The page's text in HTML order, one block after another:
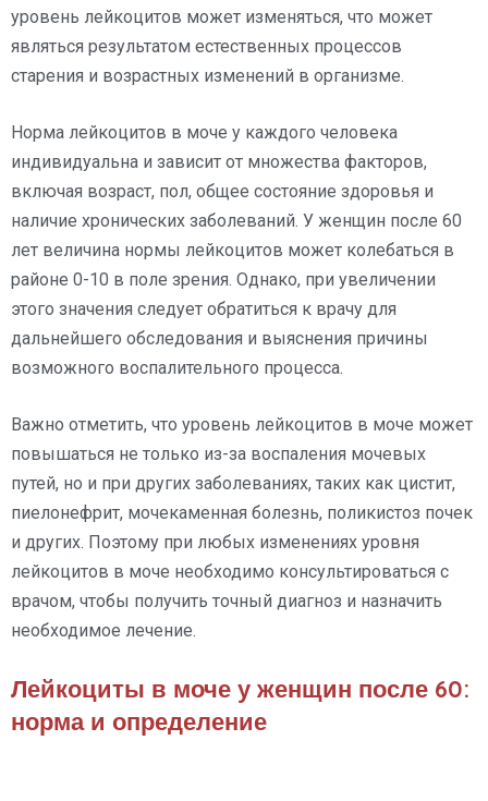
уровень лейкоцитов может изменяться, что может
являться результатом естественных процессов
старения и возрастных изменений в организме.
Норма лейкоцитов в моче у каждого человека
индивидуальна и зависит от множества факторов,
включая возраст, пол, общее состояние здоровья и
наличие хронических заболеваний. У женщин после 60
лет величина нормы лейкоцитов может колебаться в
районе 0-10 в поле зрения. Однако, при увеличении
этого значения следует обратиться к врачу для
дальнейшего обследования и выяснения причины
возможного воспалительного процесса.
Важно отметить, что уровень лейкоцитов в моче может
повышаться не только из-за воспаления мочевых
путей, но и при других заболеваниях, таких как цистит,
пиелонефрит, мочекаменная болезнь, поликистоз почек
и других. Поэтому при любых изменениях уровня
лейкоцитов в моче необходимо консультироваться с
врачом, чтобы получить точный диагноз и назначить
необходимое лечение.
Лейкоциты в моче у женщин после 60:
норма и определение